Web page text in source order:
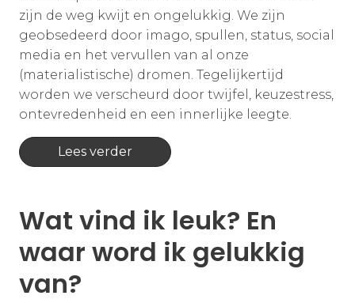
zijn de weg kwijt en ongelukkig. We zijn
geobsedeerd door imago, spullen, status, social
media en het vervullen van al onze
(materialistische) dromen. Tegelijkertijd
worden we verscheurd door twijfel, keuzestress,
ontevredenheid en een innerlijke leegte.
Lees verder
Wat vind ik leuk? En
waar word ik gelukkig
van?